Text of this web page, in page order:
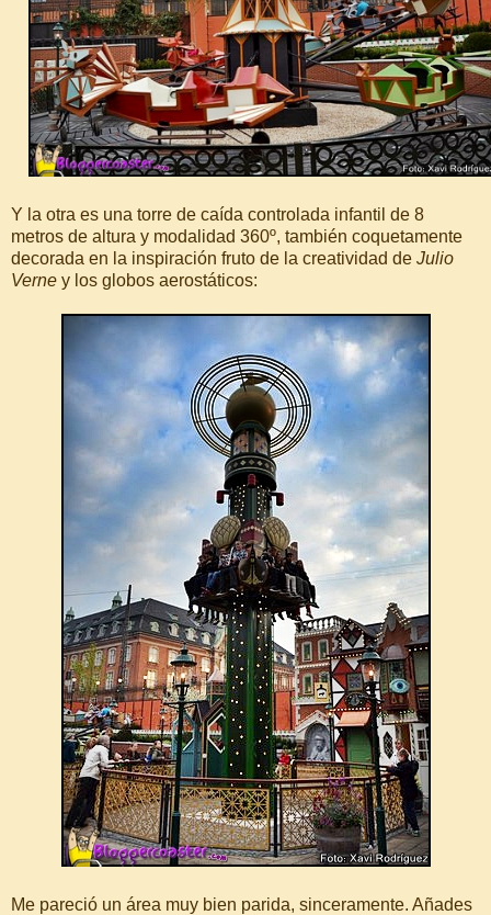
Y la otra es una torre de caída controlada infantil de 8
metros de altura y modalidad 360º, también coquetamente
decorada en la inspiración fruto de la creatividad de Julio
Verne y los globos aerostáticos:
Me pareció un área muy bien parida, sinceramente. Añades